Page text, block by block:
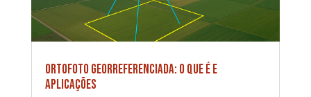
Ortofoto georreferenciada: o que é e
aplicações